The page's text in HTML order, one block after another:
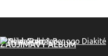
ZAUJÍMAVÝ ALBUM